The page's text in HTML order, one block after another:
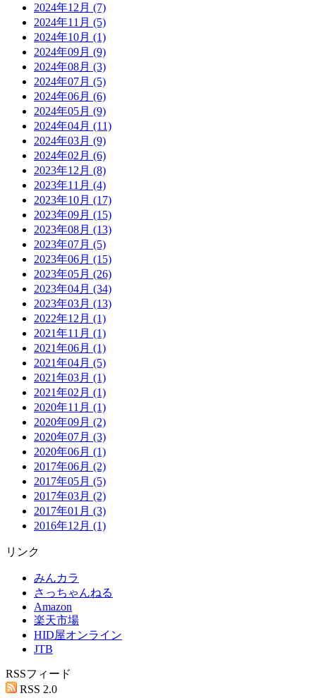
2024年12月 (7)
2024年11月 (5)
2024年10月 (1)
2024年09月 (9)
2024年08月 (3)
2024年07月 (5)
2024年06月 (6)
2024年05月 (9)
2024年04月 (11)
2024年03月 (9)
2024年02月 (6)
2023年12月 (8)
2023年11月 (4)
2023年10月 (17)
2023年09月 (15)
2023年08月 (13)
2023年07月 (5)
2023年06月 (15)
2023年05月 (26)
2023年04月 (34)
2023年03月 (13)
2022年12月 (1)
2021年11月 (1)
2021年06月 (1)
2021年04月 (5)
2021年03月 (1)
2021年02月 (1)
2020年11月 (1)
2020年09月 (2)
2020年07月 (3)
2020年06月 (1)
2017年06月 (2)
2017年05月 (5)
2017年03月 (2)
2017年01月 (3)
2016年12月 (1)
リンク
みんカラ
さっちゃんねる
Amazon
楽天市場
HID屋オンライン
JTB
RSSフィード
RSS 2.0